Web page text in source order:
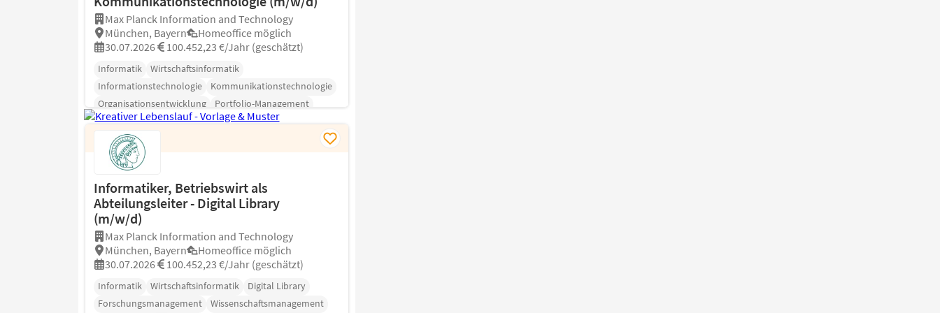
Max Planck Information and Technology
München, Bayern
Homeoffice möglich
30.07.2026
100.452,23 €/Jahr (geschätzt)
Informatik
Wirtschaftsinformatik
Informationstechnologie
Kommunikationstechnologie
Organisationsentwicklung
Portfolio-Management
Projektmanagement
Informatiker, Betriebswirt als
Abteilungsleiter - Digital Library
(m/w/d)
Max Planck Information and Technology
München, Bayern
Homeoffice möglich
30.07.2026
100.452,23 €/Jahr (geschätzt)
Informatik Wirtschaftsinformatik
Digital Library
Forschungsmanagement
Wissenschaftsmanagement